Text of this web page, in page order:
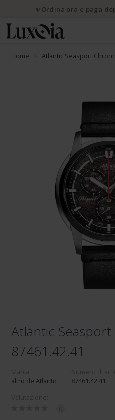
Home Atlantic Seasport
Atlantic
87461.42.41
altro de Atlantic
87461.42.41
✨Ordina ora e paga